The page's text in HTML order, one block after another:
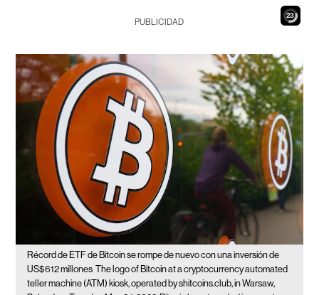
21
PUBLICIDAD
Récord de ETF de Bitcoin se rompe de nuevo con una inversión de
US$612 millones The logo of Bitcoin at a cryptocurrency automated
teller machine (ATM) kiosk, operated by shitcoins.club, in Warsaw,